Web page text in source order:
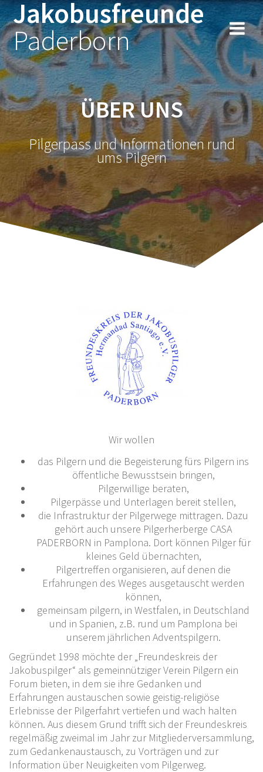
Zum
Inhalt
springen
Jakobusfreunde
Paderborn
ÜBER UNS
Pilgerpass und Informationen rund
ums Pilgern
Wir wollen
das Pilgern und die Begeisterung fürs Pilgern ins
öffentliche Bewusstsein bringen,
Pilgerwillige beraten,
Pilgerpässe und Unterlagen bereit stellen,
die Infrastruktur der Pilgerwege mittragen. Dazu
gehört auch unsere Pilgerherberge CASA
PADERBORN in Pamplona. Dort können Pilger für
kleines Geld übernachten,
Pilgertreffen organisieren, auf denen die
Erfahrungen des Weges ausgetauscht werden
können,
gemeinsam pilgern, in Westfalen, in Deutschland
und in Spanien, z.B. rund um Pamplona bei
unserem jährlichen Adventspilgern.
Gegründet 1998 möchte der „Freundeskreis der
Jakobuspilger“ als gemeinnütziger Verein Pilgern ein
Forum bieten, in dem sie ihre Gedanken und
Erfahrungen austauschen sowie geistig-religiöse
Erlebnisse der Pilgerfahrt vertiefen und wach halten
können. Aus diesem Grund trifft sich der Freundeskreis
regelmäßig zweimal im Jahr zur Mitgliederversammlung,
zum Gedankenaustausch, zu Vorträgen und zur
Information über Neuigkeiten vom Pilgerweg.